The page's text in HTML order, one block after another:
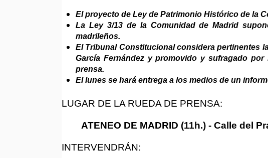
El proyecto de Ley de Patrimonio Histórico de la
La Ley 3/13 de la Comunidad de Madrid
madrileños.
El Tribunal Constitucional considera pertinentes
García Fernández y promovido y sufragado
prensa.
El lunes se hará entrega a los medios de un
LUGAR DE LA RUEDA DE PRENSA:
ATENEO DE MADRID (11h.) - Calle del
INTERVENDRÁN: